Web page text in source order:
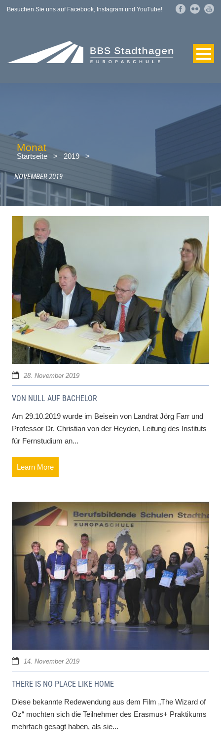
Besuchen Sie uns auf Facebook, Instagram und YouTube!
Monat
Startseite > 2019 >
NOVEMBER 2019
28. November 2019
VON NULL AUF BACHELOR
Am 29.10.2019 wurde im Beisein von Landrat Jörg Farr und
Professor Dr. Christian von der Heyden, Leitung des Instituts
für Fernstudium an...
Learn More
14. November 2019
THERE IS NO PLACE LIKE HOME
Diese bekannte Redewendung aus dem Film „The Wizard of
Oz“ mochten sich die Teilnehmer des Erasmus+ Praktikums
mehrfach gesagt haben, als sie...